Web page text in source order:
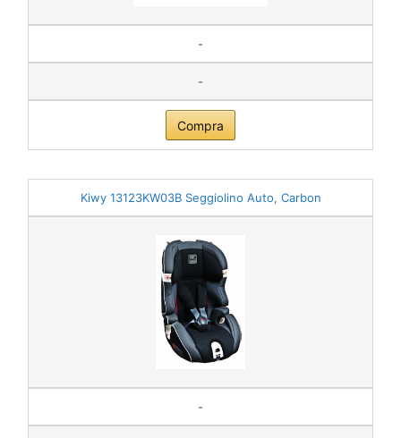
-
-
Compra
Kiwy 13123KW03B Seggiolino Auto, Carbon
-